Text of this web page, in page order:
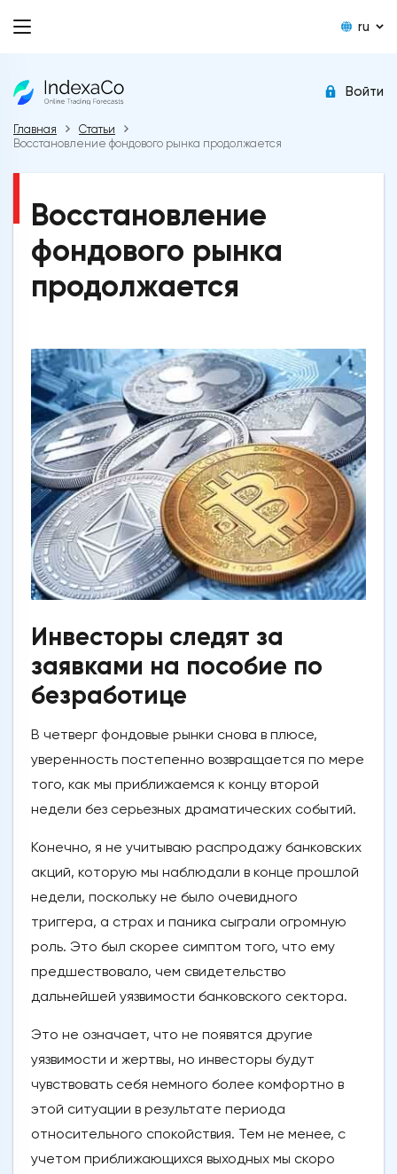
ru
Войти
Главная
Статьи
Восстановление фондового рынка продолжается
Восстановление
фондового рынка
продолжается
Инвесторы следят за
заявками на пособие по
безработице
В четверг фондовые рынки снова в плюсе,
уверенность постепенно возвращается по мере
того, как мы приближаемся к концу второй
недели без серьезных драматических событий.
Конечно, я не учитываю распродажу банковских
акций, которую мы наблюдали в конце прошлой
недели, поскольку не было очевидного
триггера, а страх и паника сыграли огромную
роль. Это был скорее симптом того, что ему
предшествовало, чем свидетельство
дальнейшей уязвимости банковского сектора.
Это не означает, что не появятся другие
уязвимости и жертвы, но инвесторы будут
чувствовать себя немного более комфортно в
этой ситуации в результате периода
относительного спокойствия. Тем не менее, с
учетом приближающихся выходных мы скоро